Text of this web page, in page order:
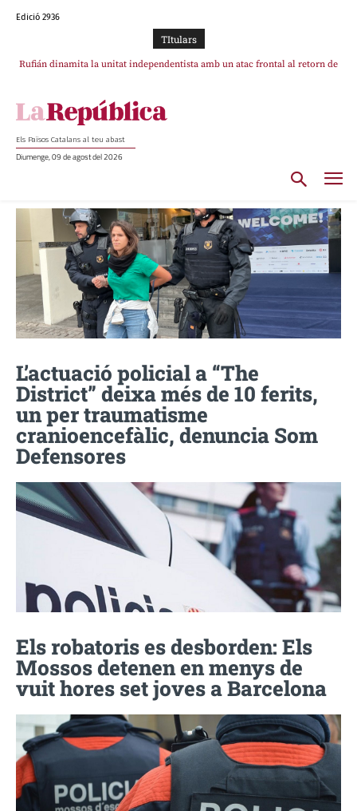
Edició 2936
TItulars
Rufián dinamita la unitat independentista amb un atac frontal al retorn de
Els Països Catalans al teu abast
Diumenge, 09 de agost del 2026
L’actuació policial a “The
District” deixa més de 10 ferits,
un per traumatisme
cranioencefàlic, denuncia Som
Defensores
Els robatoris es desborden: Els
Mossos detenen en menys de
vuit hores set joves a Barcelona